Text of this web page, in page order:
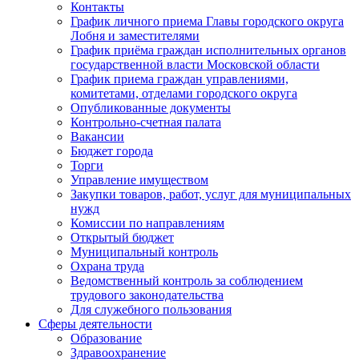
Контакты
График личного приема Главы городского округа
Лобня и заместителями
График приёма граждан исполнительных органов
государственной власти Московской области
График приема граждан управлениями,
комитетами, отделами городского округа
Опубликованные документы
Контрольно-счетная палата
Вакансии
Бюджет города
Торги
Управление имуществом
Закупки товаров, работ, услуг для муниципальных
нужд
Комиссии по направлениям
Открытый бюджет
Муниципальный контроль
Охрана труда
Ведомственный контроль за соблюдением
трудового законодательства
Для служебного пользования
Сферы деятельности
Образование
Здравоохранение